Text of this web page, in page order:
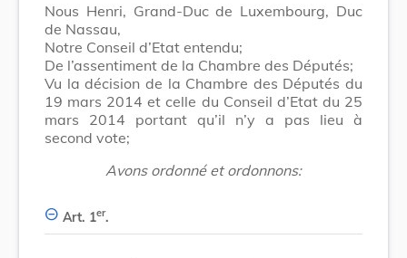
Nous Henri, Grand-Duc de Luxembourg, Duc
de Nassau,
Notre Conseil d’Etat entendu;
De l’assentiment de la Chambre des Députés;
Vu la décision de la Chambre des Députés du
19 mars 2014 et celle du Conseil d’Etat du 25
mars 2014 portant qu’il n’y a pas lieu à
second vote;
Avons ordonné et ordonnons:
Art. 1er.